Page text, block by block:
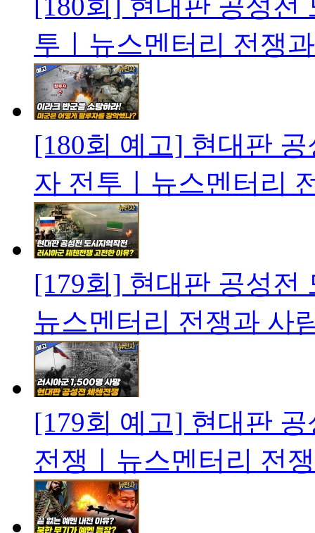
[180회] 현대판 공성전
투ㅣ뉴스멘터리 전쟁
[180회 예고] 현대판
자 전투ㅣ뉴스멘터리
[179회] 현대판 공성전
뉴스멘터리 전쟁과 사
[179회 예고] 현대판
전쟁ㅣ뉴스멘터리 전